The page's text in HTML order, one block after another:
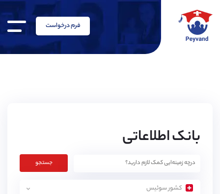
فرم درخواست
بانک اطلاعاتی
جستجو
کشور سوئیس